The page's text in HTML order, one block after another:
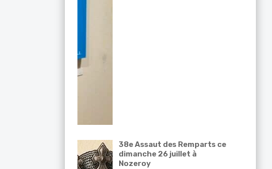
38e Assaut des Remparts ce
dimanche 26 juillet à
Nozeroy